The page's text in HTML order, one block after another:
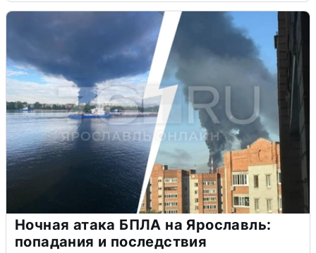
Ночная атака БПЛА на Ярославль:
попадания и последствия